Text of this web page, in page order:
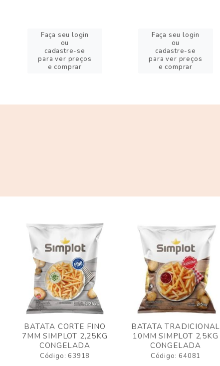
Faça seu login
ou
cadastre-se
para ver preços
e comprar
Faça seu login
ou
cadastre-se
para ver preços
e comprar
BATATA CORTE FINO
7MM SIMPLOT 2,25KG
CONGELADA
Código: 63918
BATATA TRADICIONAL
10MM SIMPLOT 2,5KG
CONGELADA
Código: 64081